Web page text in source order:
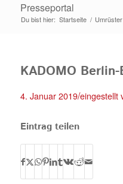
Presseportal
Du bist hier: Startseite / Umrüster
KADOMO
4. Januar 2019/eingestellt
Eintrag teilen